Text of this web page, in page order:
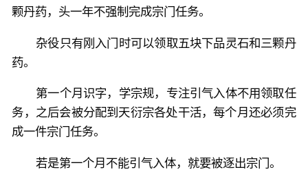
颗丹药，头一年不强制完成宗门任务。
杂役只有刚入门时可以领取五块下品灵石和三颗丹
药。
第一个月识字，学宗规，专注引气入体不用领取任
务，之后会被分配到天衍宗各处干活，每个月还必须完
成一件宗门任务。
若是第一个月不能引气入体，就要被逐出宗门。